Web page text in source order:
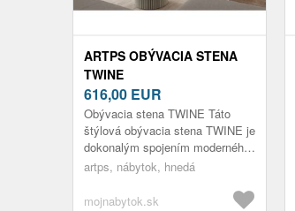
ARTPS OBÝVACIA STENA
TWINE
616,00 EUR
Obývacia stena TWINE Táto
štýlová obývacia stena TWINE je
dokonalým spojením moderného
dizajnu a praktickosti. Vďaka
obývac...
artps, nábytok, hnedá
mojnabytok.sk